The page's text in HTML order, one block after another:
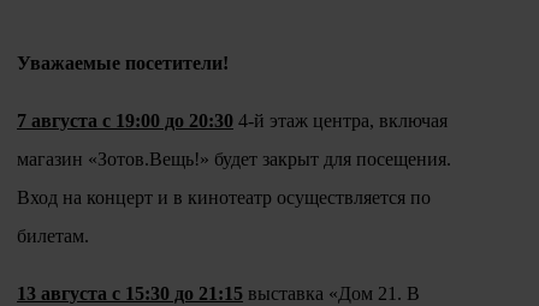
Уважаемые посетители!
7 августа с 19:00 до 20:30 4-й этаж центра, включая
магазин «Зотов.Вещь!» будет закрыт для посещения.
Вход на концерт и в кинотеатр осуществляется по
билетам.
13 августа с 15:30 до 21:15 выставка «Дом 21. В